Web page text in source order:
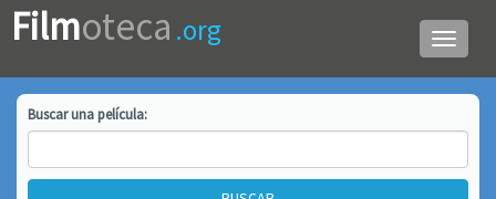
Menú
de
Filmoteca .org
Buscar unapelícula: